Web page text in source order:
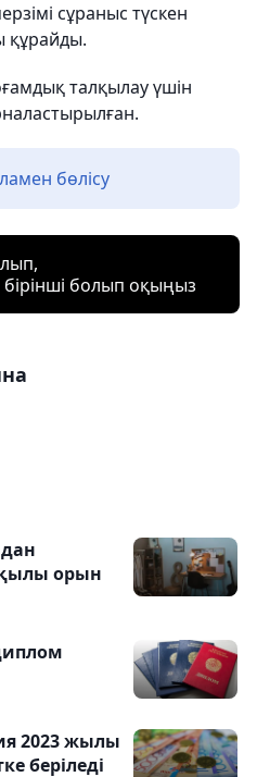
сұраныс түскен
құрайды.
талқылау үшін
бөлісу
болып оқыңыз
орын
2023 жылы
беріледі